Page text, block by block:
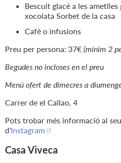
Bescuit glacé a les
xocolata Sorbet de la casa
Cafè o infusions
Preu per persona: 37€ (mínim 2
Begudes no incloses en el preu
Menú ofert de dimecres a
Carrer de el Callao, 4
Pots trobar més informació al seu
d'Instagram
Casa Viveca